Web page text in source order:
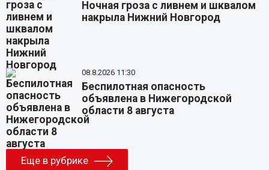
Ночная гроза с ливнем и шквалом
накрыла Нижний Новгород
08.8.2026 11:30
Беспилотная опасность
объявлена в Нижегородской
области 8 августа
Еще в рубрике